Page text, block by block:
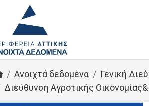
Ανοιχτά δεδομένα
Γενική
Διεύθυνση Αγροτικής